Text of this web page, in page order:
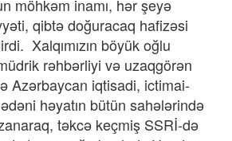
möhkəm inamı, hər şeyə
qibtə doğuracaq hafizəsi
Xalqımızın böyük oğlu
rəhbərliyi və uzaqgörən
Azərbaycan iqtisadi, ictimai-
həyatın bütün sahələrində
təkcə keçmiş SSRİ-də